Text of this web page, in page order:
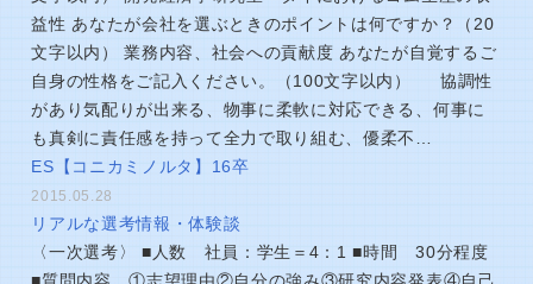
益性 あなたが会社を選ぶときのポイントは何ですか？（20
文字以内） 業務内容、社会への貢献度 あなたが自覚するご
自身の性格をご記入ください。（100文字以内） 協調性
があり気配りが出来る、物事に柔軟に対応できる、何事に
も真剣に責任感を持って全力で取り組む、優柔不…
ES【コニカミノルタ】16卒
2015.05.28
リアルな選考情報・体験談
〈一次選考〉 ■人数 社員：学生＝4：1 ■時間 30分程度